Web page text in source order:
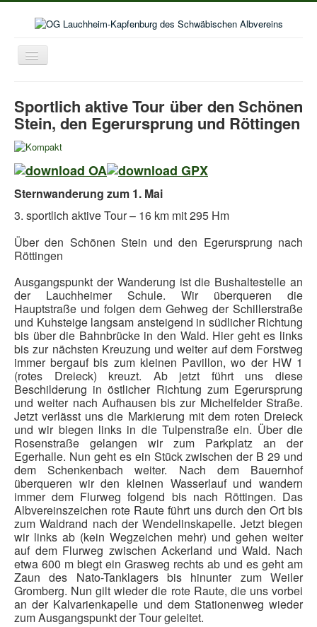
Toggle
Navigation
Aktuelles
Veranstaltungskalender
Selbstwanderungen
Lust auf mehr
Kooperation Deutschordenschule
Naturschutz
Pressemitteilungen
Wildschützhütte
Ansprechpartner
Suchen
...
Sportlich aktive Tour über den Schönen
Stein, den Egerursprung und Röttingen
Sternwanderung zum 1. Mai
3. sportlich aktive Tour – 16 km mit 295 Hm
Über den Schönen Stein und den Egerursprung nach
Röttingen
Ausgangspunkt der Wanderung ist die Bushaltestelle an
der Lauchheimer Schule. Wir überqueren die
Hauptstraße und folgen dem Gehweg der Schillerstraße
und Kuhsteige langsam ansteigend in südlicher Richtung
bis über die Bahnbrücke in den Wald. Hier geht es links
bis zur nächsten Kreuzung und weiter auf dem Forstweg
immer bergauf bis zum kleinen Pavillon, wo der HW 1
(rotes Dreieck) kreuzt. Ab jetzt führt uns diese
Beschilderung in östlicher Richtung zum Egerursprung
und weiter nach Aufhausen bis zur Michelfelder Straße.
Jetzt verlässt uns die Markierung mit dem roten Dreieck
und wir biegen links in die Tulpenstraßeein. Über die
Rosenstraße gelangen wir zum Parkplatz an der
Egerhalle. Nun geht es ein Stück zwischen der B 29 und
dem Schenkenbach weiter. Nach dem
Bauernhof
überqueren wir den kleinen Wasserlauf und wandern
immer dem Flurweg folgend bis nach Röttingen. Das
Albvereinszeichen rote Raute führt uns durch den Ort bis
zum Waldrand nach der Wendelinskapelle. Jetzt biegen
wir links ab (kein Wegzeichen mehr) und gehen weiter
auf dem Flurweg zwischen Ackerland und Wald. Nach
etwa 600 m biegt ein Grasweg rechts ab und es geht am
Zaun des Nato-Tanklagers bis hinunter zum Weiler
Gromberg. Nun gilt wieder die rote Raute, die uns vorbei
an der Kalvarienkapelle und dem Stationenweg wieder
zum Ausgangspunkt der Tour geleitet.